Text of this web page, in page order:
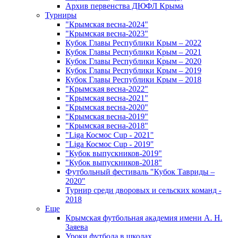
Архив первенства ДЮФЛ Крыма
Турниры
"Крымская весна-2024"
"Крымская весна-2023"
Кубок Главы Республики Крым – 2022
Кубок Главы Республики Крым – 2021
Кубок Главы Республики Крым – 2020
Кубок Главы Республики Крым – 2019
Кубок Главы Республики Крым – 2018
"Крымская весна-2022"
"Крымская весна-2021"
"Крымская весна-2020"
"Крымская весна-2019"
"Крымская весна-2018"
"Liga Космос Cup - 2021"
"Liga Космос Cup - 2019"
"Кубок выпускников-2019"
"Кубок выпускников-2018"
Футбольный фестиваль "Кубок Тавриды –
2020"
Турнир среди дворовых и сельских команд -
2018
Еще
Крымская футбольная академия имени А. Н.
Заяева
Уроки футбола в школах